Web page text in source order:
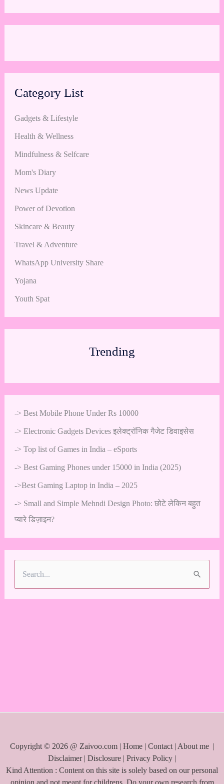
Category List
Gadgets & Lifestyle
Health & Wellness
Mindfulness & Selfcare
Mom's Diary
News Update
Power of Devotion
Skincare & Beauty
Travel & Adventure
WhatsApp University Share
Yojana
Youth Spat
Trending
-> Best Mobile Phone Under Rs 10000
-> Electronic Gadgets Devices इलेक्ट्रॉनिक गैजेट डिवाइसेस
-> Top list of Games in India – eSports
-> Best Gaming Phones under 15000 in India (2025)
->Best Gaming Laptop in India – 2025
-> Small and Simple Mehndi Design Photo: छोटे लेकिन बहुत
प्यारे डिज़ाइन?
Copyright © 2026 @ Zaivoo.com | Home| Contact| About me |
Disclaimer| Disclosure | Privacy Policy |
Kind Attention : Content on this site is solely based on our personal